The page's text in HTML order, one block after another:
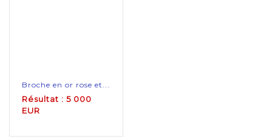
Broche en or rose et...
Résultat : 5 000
EUR